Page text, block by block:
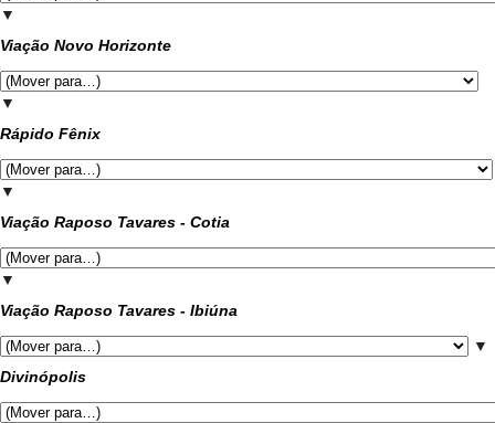
▼
Viação Novo Horizonte
▼
Rápido Fênix
▼
Viação Raposo Tavares - Cotia
▼
Viação Raposo Tavares - Ibiúna
▼
Divinópolis